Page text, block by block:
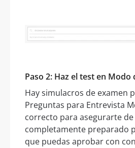
Paso 2: Haz el test en Modo
Hay simulacros de examen
Preguntas para Entrevista
correcto para asegurarte de
completamente preparado
que puedas aprobar con